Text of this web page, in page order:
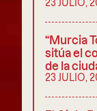
“Murcia
sitúa el
de la
23 JULIO,